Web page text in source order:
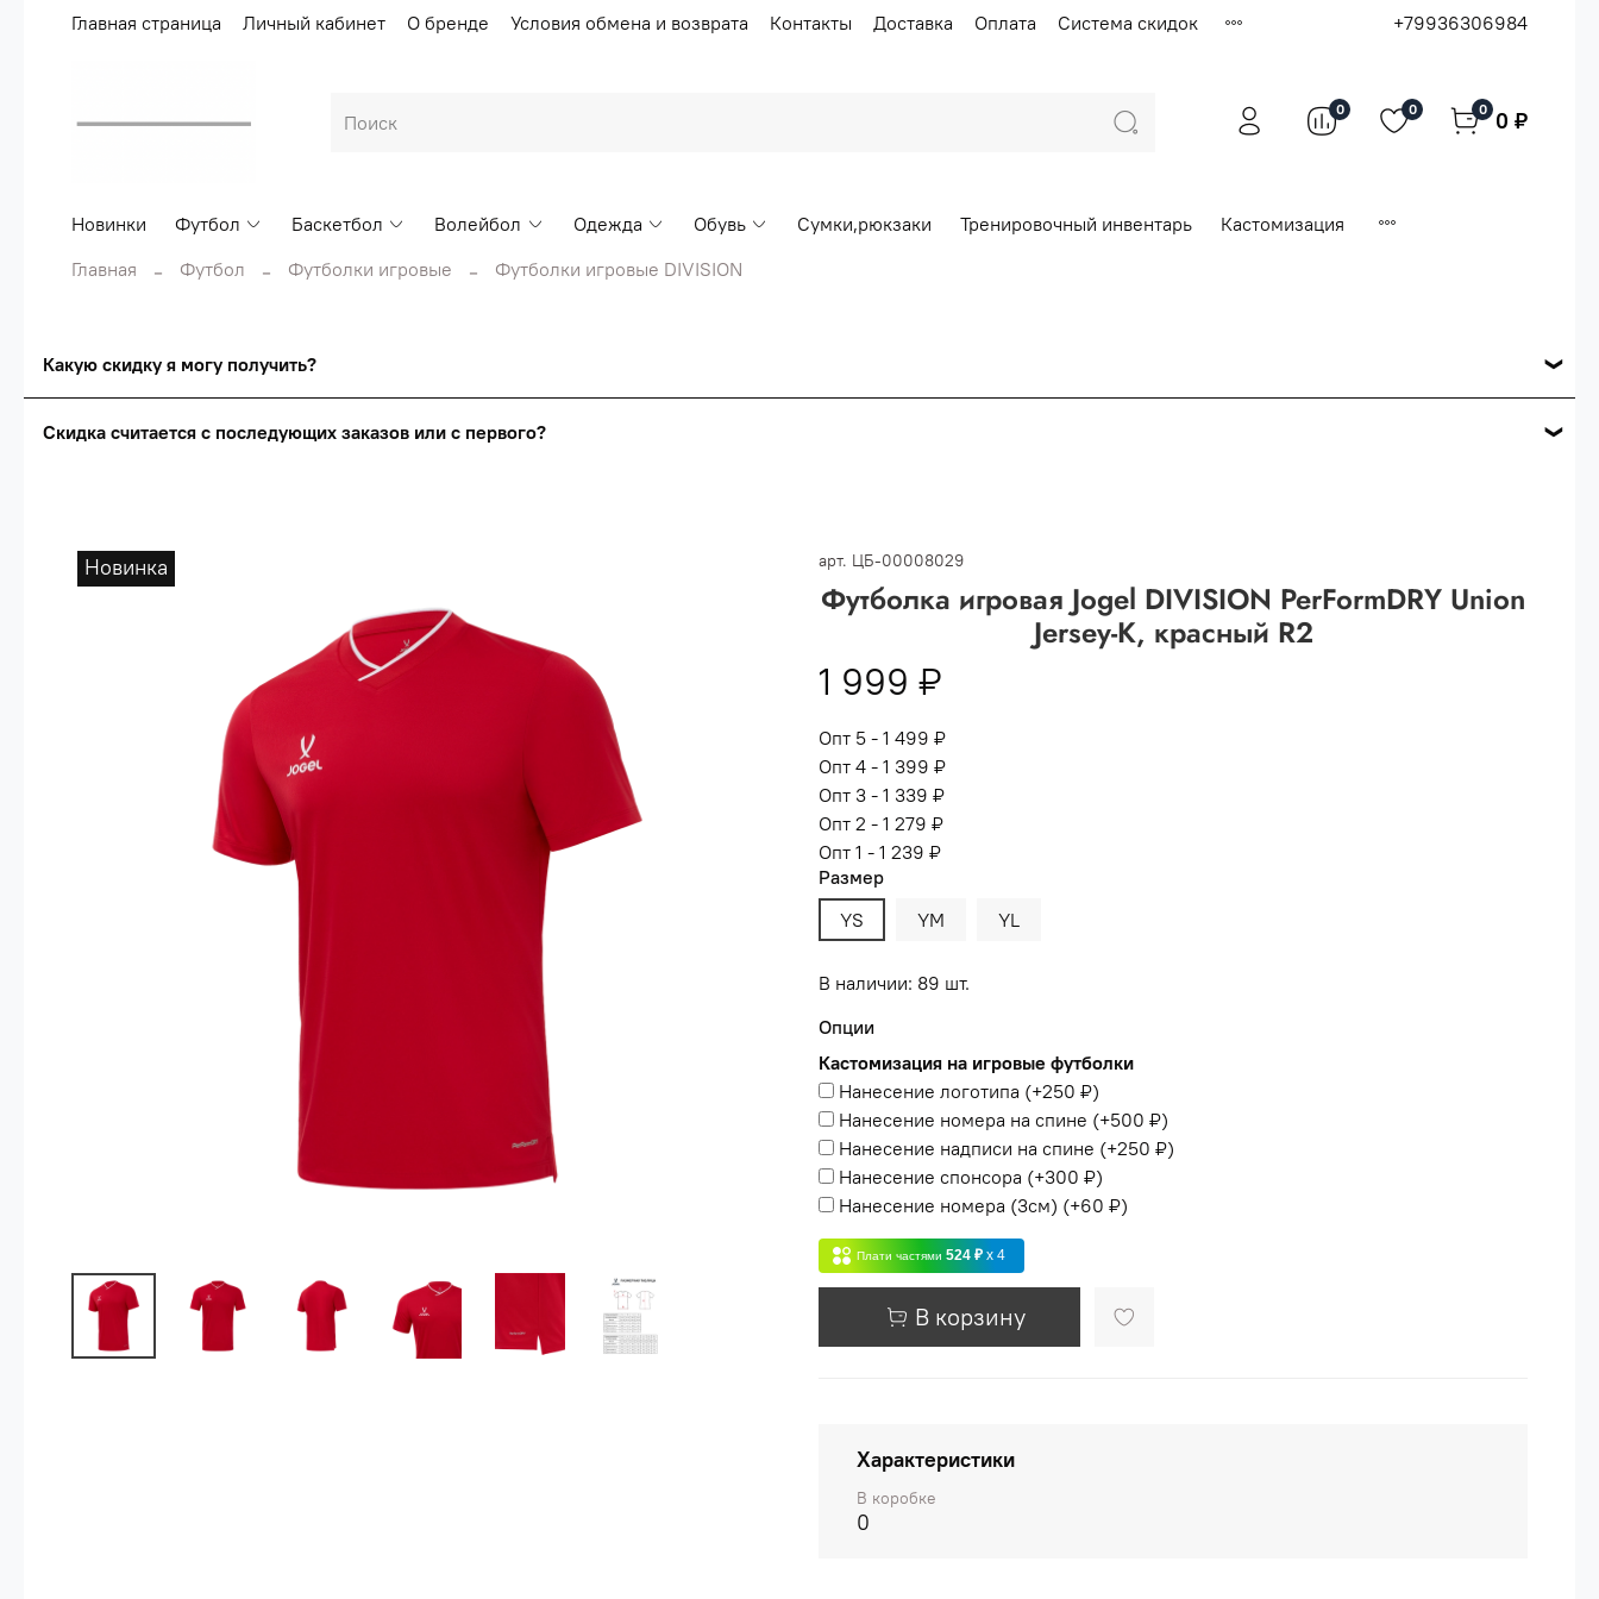
Главная страница Личный кабинет О бренде Условия обмена и возврата Контакты Доставка Оплата Система скидок +79936306984
0 0 0 0 ₽
Новинки Футбол Баскетбол Волейбол Одежда Обувь Сумки,рюкзаки Тренировочный инвентарь
Кастомизация
Главная
Футбол Футболки игровые Футболки игровые DIVISION
Какую скидку я могу получить?
сумма всех заказов за 6 месяцев - 30.000 рублей.
- сумма всех заказов за 6 месяцев 80.000 рублей
Опт 2(36%) - сумма всех заказов за 6 месяцев 200.000 рублей.
(38%) -
Скидка считается с последующих заказов или с первого?
Новинка арт. ЦБ-00008029
Футболка игровая Jogel DIVISION PerFormDRY Union
Jersey-K, красный R2
1 999 ₽
Опт 5 - 1 499 ₽
Опт 4 - 1 399 ₽
Опт 3 - 1 339 ₽
Опт 2 - 1 279 ₽
Опт 1 - 1 239 ₽
Размер
YS
YM YL
В наличии: 89 шт.
Опции
Кастомизация на игровые футболки
Нанесение логотипа (+250 ₽)
Нанесение номера на спине (+500 ₽)
Нанесение надписи на спине (+250 ₽)
Нанесение спонсора (+300 ₽)
Нанесение номера (3см) (+60 ₽)
Плати частями 524 ₽ x 4
В корзину
Характеристики
В коробке
0